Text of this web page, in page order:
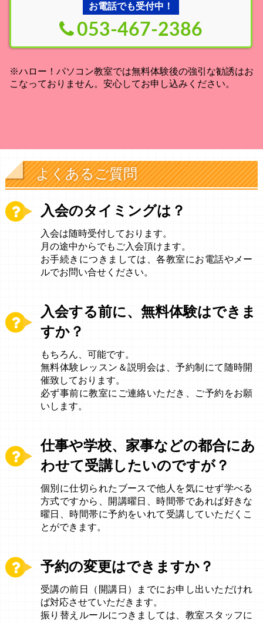
お電話でも受付中！
053-467-2386
※ハロー！パソコン教室では無料体験後の強引な勧誘はお
こなっておりません。安心してお申し込みください。
よくあるご質問
入会のタイミングは？
入会は随時受付しております。
月の途中からでもご入会頂けます。
お手続きにつきましては、各教室にお電話やメー
ルでお問い合せください。
入会する前に、無料体験はできま
すか？
もちろん、可能です。
無料体験レッスン＆説明会は、予約制にて随時開
催致しております。
必ず事前に教室にご連絡いただき、ご予約をお願
いします。
仕事や学校、家事などの都合にあ
わせて受講したいのですが？
個別に仕切られたブースで他人を気にせず学べる
方式ですから、開講曜日、時間帯であれば好きな
曜日、時間帯に予約をいれて受講していただくこ
とができます。
予約の変更はできますか？
受講の前日（開講日）までにお申し出いただけれ
ば対応させていただきます。
振り替えルールにつきましては、教室スタッフに